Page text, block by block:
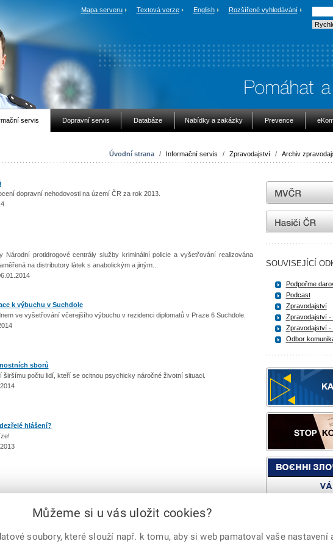
Mapa serveru Textová verze English Rozšířené vyhledávání
servis Dopravní servis Databáze Nabídky a zakázky Prevence
Úvodní strana / Informační servis / Zpravodajství / Archiv
dopravní nehodovosti na území ČR za rok 2013.
Národní protidrogové centrály služby kriminální policie a vyšetřování realizována
na distributory látek s anabolickým a jiným...
k výbuchu v Suchdole
ve vyšetřování včerejšího výbuchu v rezidenci diplomatů v Praze 6 Suchdole.
sborů
širšímu počtu lidí, kteří se ocitnou psychicky náročné životní situaci.
hlášení?
předchozí | 1 ... 25 26 27 28 29 30
vytisknout
e-mailem
X
Facebook
MVČR
internetové stránky
SOUVISEJÍCÍ
Podpořme
Podcast
Zpravodajství
Zpravodajství -
Zpravodajství -
Odbor
Můžeme si u vás uložit cookies?
soubory, které slouží např. k tomu, aby si web pamatoval vaše nastavení